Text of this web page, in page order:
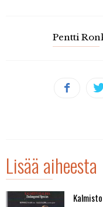
Pentti
Lisää aiheesta